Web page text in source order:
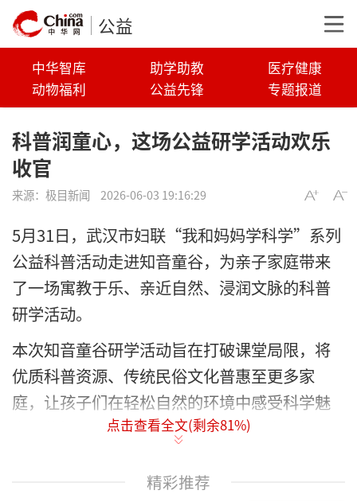
公益
中华智库 助学助教
医疗健康
动物福利
公益先锋 专题报道
科普润童心，这场公益研学活动欢乐
收官
来源： 极目新闻 2026-06-03 19:16:29
5月31日，武汉市妇联“我和妈妈学科学”系列
公益科普活动走进知音童谷，为亲子家庭带来
了一场寓教于乐、亲近自然、浸润文脉的科普
研学活动。
本次知音童谷研学活动旨在打破课堂局限，将
优质科普资源、传统民俗文化普惠至更多家
庭，让孩子们在轻松自然的环境中感受科学魅
力、体悟传统文化之美，尽享户外研学乐趣。
点击查看全文(剩余81%)
精彩推荐